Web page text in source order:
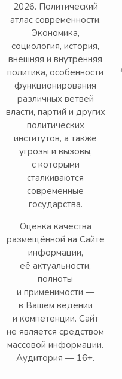
2026. Политический
атлас современности.
Экономика,
социология, история,
внешняя и внутренняя
политика, особенности
функционирования
различных ветвей
власти, партий и других
политических
институтов, а также
угрозы и вызовы,
с которыми
сталкиваются
современные
государства.
Оценка качества
размещённой на Сайте
информации,
её актуальности,
полноты
и применимости —
в Вашем ведении
и компетенции. Сайт
не является средством
массовой информации.
Аудитория — 16+.